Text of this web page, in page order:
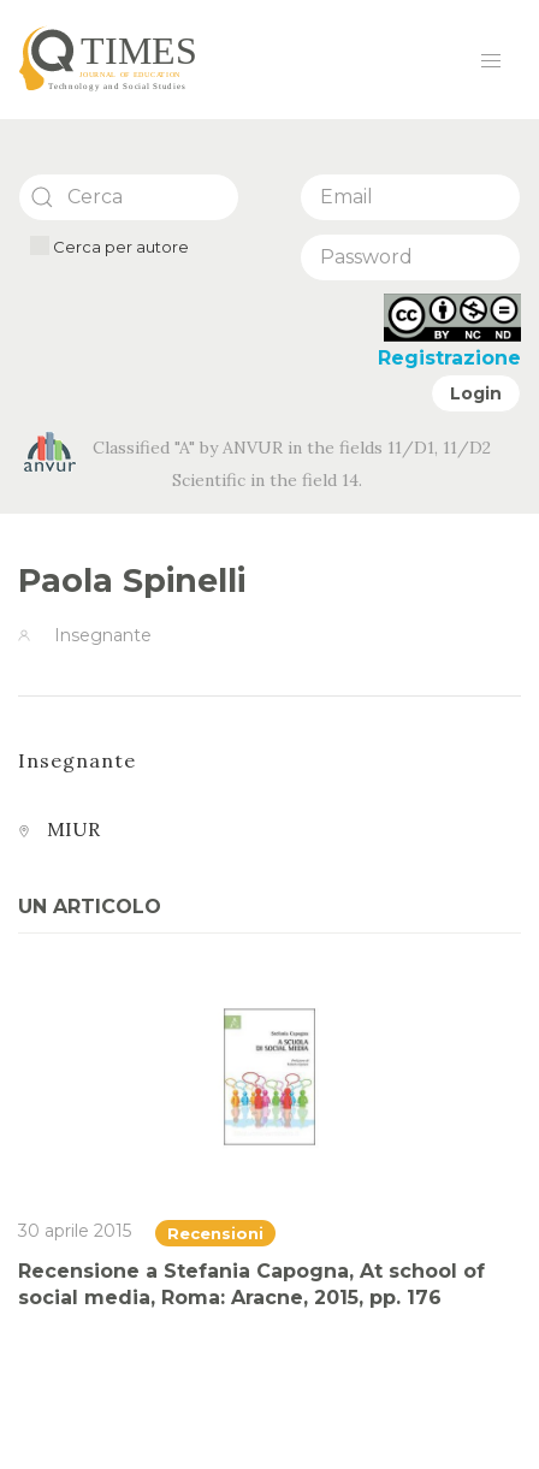
Cerca per autore
Registrazione
Login
Classified "A" by ANVUR in the fields 11/D1, 11/D2
Scientific in the field 14.
Paola Spinelli
Insegnante
Insegnante
MIUR
UN ARTICOLO
30 aprile 2015 Recensioni
Recensione a Stefania Capogna, At school of
social media, Roma: Aracne, 2015, pp. 176